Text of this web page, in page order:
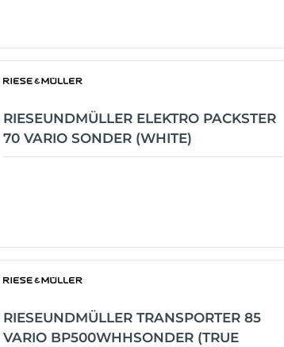
RIESEUNDMÜLLER ELEKTRO PACKSTER
70 VARIO SONDER (WHITE)
RIESEUNDMÜLLER TRANSPORTER 85
VARIO BP500WHHSONDER (TRUE